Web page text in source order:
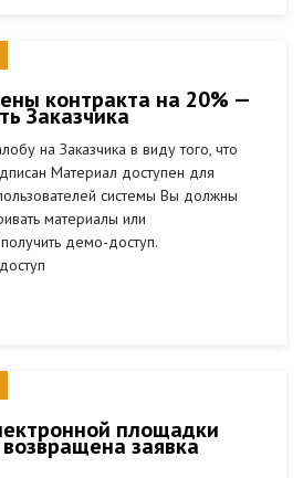
контракта на 20% —
Заказчика
на Заказчика в виду того, что
Материал доступен для
системы Вы должны
материалы или
демо-доступ.
площадки
заявка